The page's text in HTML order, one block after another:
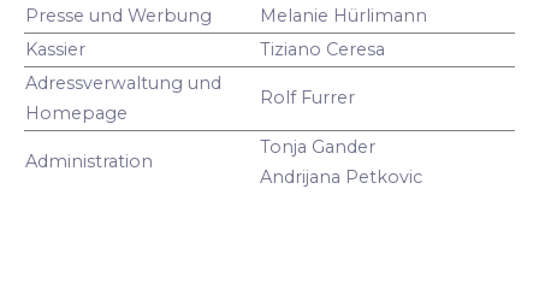
Presse und Werbung
Melanie Hürlimann
Kassier
Tiziano Ceresa
Adressverwaltung und
Homepage
Rolf Furrer
Administration
Tonja Gander
Andrijana Petkovic